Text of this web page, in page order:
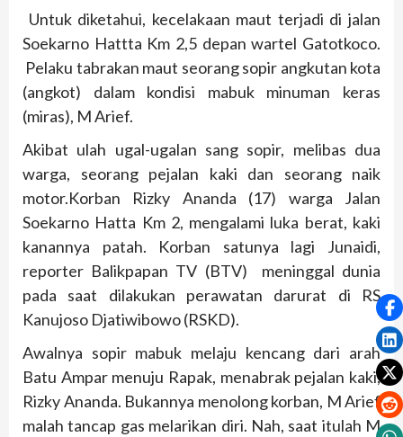
Untuk diketahui, kecelakaan maut terjadi di jalan
Soekarno Hattta Km 2,5 depan wartel Gatotkoco.
Pelaku tabrakan maut seorang sopir angkutan kota
(angkot) dalam kondisi mabuk minuman keras
(miras), M Arief.
Akibat ulah ugal-ugalan sang sopir, melibas dua
warga, seorang pejalan kaki dan seorang naik
motor.Korban Rizky Ananda (17) warga Jalan
Soekarno Hatta Km 2, mengalami luka berat, kaki
kanannya patah. Korban satunya lagi Junaidi,
reporter Balikpapan TV (BTV) meninggal dunia
pada saat dilakukan perawatan darurat di RS
Kanujoso Djatiwibowo (RSKD).
Awalnya sopir mabuk melaju kencang dari arah
Batu Ampar menuju Rapak, menabrak pejalan kaki,
Rizky Ananda. Bukannya menolong korban, M Arief
malah tancap gas melarikan diri. Nah, saat itulah M